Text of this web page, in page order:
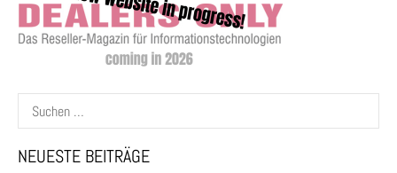
Suchen
nach:
NEUESTE BEITRÄGE